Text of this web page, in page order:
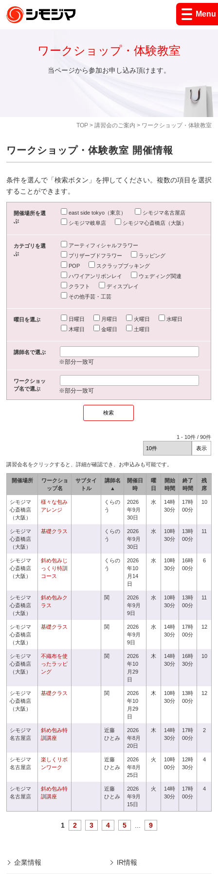
Menu
TOP> 講習会のご案内 > ワークショップ・体験教室
ワークショップ・体験教室
当ページから参加お申し込み頂けます。
ワークショップ・体験教室 開催情報
条件を選んで「検索ボタン」を押してください。複数の項目を選択
することができます。
開催場所を選
ぶ
east side tokyo（東京）
シモジマ名古屋店
シモジマ岐阜店
シモジマ心斎橋店（大阪）
カテゴリを選
ぶ
アーティフィシャルフラワー
プリザーブドフラワー
ラッピング
POP
スクラップブッキング
ハワイアンリボンレイ
ウェディング関連
クラフト
ディスプレイ
その他手芸・工芸
曜日を選ぶ 日曜日 月曜日 火曜日
水曜日
木曜日
金曜日 土曜日
講師名で選ぶ
※部分一致可
ワークショッ
プ名で選ぶ
※部分一致可
1 - 10件 /90件
講習会名をクリックすると、詳細が確認でき、お申込みも可能です。
開催場所
ワークショ
ップ名
サブタイ
トル
講師名
▲
開催日
時
曜
日
開始
時間
終了
時間
残
席
シモジマ
心斎橋店
（大阪）
様々な包み
アレンジ
くらの
う
2026
年9月
30日
水
14時
30分
17時
00分
10
シモジマ
心斎橋店
（大阪）
基礎クラス
くらの
う
2026
年9月
30日
水
10時
30分
13時
00分
11
シモジマ
心斎橋店
（大阪）
斜め包みじ
っくり特訓
コース
くらの
う
2026
年10
月14
日
水
10時
30分
16時
00分
6
シモジマ
心斎橋店
（大阪）
斜め包みク
ラス
関
2026
年9月
9日
水
10時
30分
13時
00分
11
シモジマ
心斎橋店
（大阪）
基礎クラス 関
2026
年9月
9日
水
14時
30分
17時
00分
12
シモジマ
心斎橋店
（大阪）
不織布を使
ったラッピ
ング
関
2026
年10
月29
日
木
14時
30分
16時
30分
10
シモジマ
心斎橋店
（大阪）
基礎クラス 関
2026
年10
月29
日
木
10時
30分
13時
00分
12
シモジマ
名古屋店
斜め包み特
訓講座
近藤
ひとみ
2026
年8月
20日
木
14時
30分
17時
00分
2
シモジマ
名古屋店
楽しくリボ
ンワーク
近藤
ひとみ
2026
年8月
25日
火
10時
00分
12時
30分
4
シモジマ
名古屋店
斜め包み特
訓講座
近藤
ひとみ
2026
年9月
15日
火
14時
30分
17時
00分
4
1 2 3 4 5 9
企業情報 IR情報